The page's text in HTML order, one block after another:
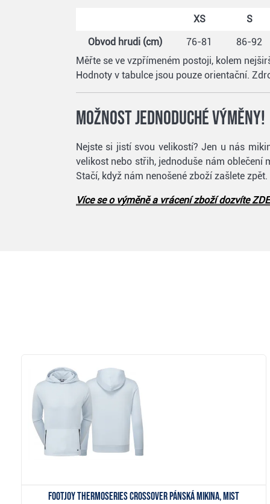
XS
S
Obvod hrudi (cm)
76-81
86-92
Měřte se ve vzpřímeném postoji, kolem
Hodnoty v tabulce jsou pouze orientační.
Možnost jednoduché výměny!
Nejste si jistí svou velikostí? Jen u nás
velikost nebo střih, jednoduše nám oblečení
Stačí, když nám nenošené zboží zašlete zpět.
Více se o výměně a vrácení zboží dozvíte
FootJoy ThermoSeries Crossover pánská mikina, mist
Zobrazit